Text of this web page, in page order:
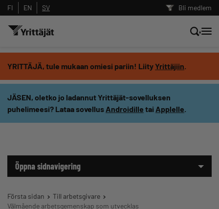
Bli medlem
FI EN SV
YRITTÄJÄ, tule mukaan omiesi pariin! LiityYrittäjiin.
JÄSEN, oletko jo ladannut Yrittäjät-sovelluksen
puhelimeesi? Lataa sovellus Androidille tai Applelle.
Öppna sidnavigering
Första sidan
Till arbetsgivare
Välmående arbetsgemenskap som utvecklas
Sök nyheter, innehåll och utbildningar